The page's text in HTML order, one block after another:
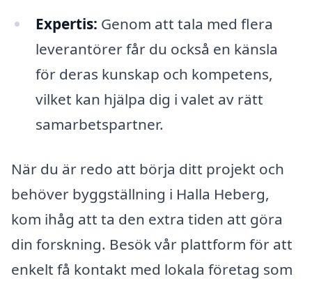
Expertis: Genom att tala med flera
leverantörer får du också en känsla
för deras kunskap och kompetens,
vilket kan hjälpa dig i valet av rätt
samarbetspartner.
När du är redo att börja ditt projekt och
behöver byggställning i Halla Heberg,
kom ihåg att ta den extra tiden att göra
din forskning. Besök vår plattform för att
enkelt få kontakt med lokala företag som